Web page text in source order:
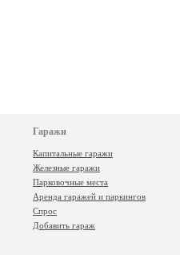
Гаражи
Капитальные гаражи
Железные гаражи
Парковочные места
Аренда гаражей и паркингов
Спрос
Добавить гараж